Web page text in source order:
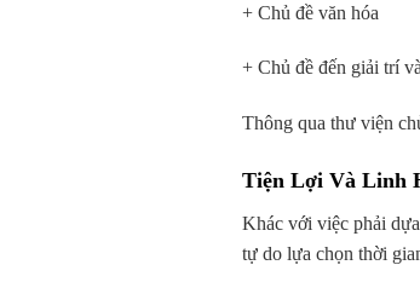
+ Chủ đề văn hóa
+ Chủ đề đến giải trí
Thông qua thư viện
Tiện Lợi Và Linh
Khác với việc phải
tự do lựa chọn thời